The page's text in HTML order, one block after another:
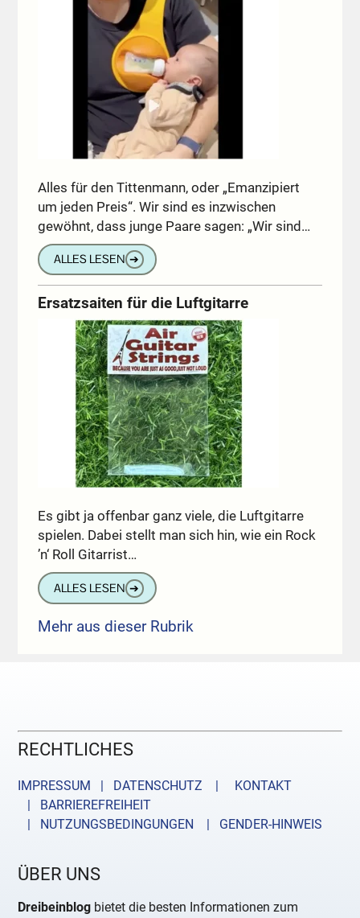
Alles für den Tittenmann, oder „Emanzipiert
um jeden Preis“. Wir sind es inzwischen
gewöhnt, dass junge Paare sagen: „Wir sind…
ALLES LESEN ➔
Ersatzsaiten für die Luftgitarre
Es gibt ja offenbar ganz viele, die Luftgitarre
spielen. Dabei stellt man sich hin, wie ein Rock
’n‘ Roll Gitarrist…
ALLES LESEN ➔
Mehr aus dieser Rubrik
RECHTLICHES
IMPRESSUM | DATENSCHUTZ |
KONTAKT
| BARRIEREFREIHEIT
| NUTZUNGSBEDINGUNGEN
| GENDER-HINWEIS
ÜBER UNS
Dreibeinblog bietet die besten Informationen zum